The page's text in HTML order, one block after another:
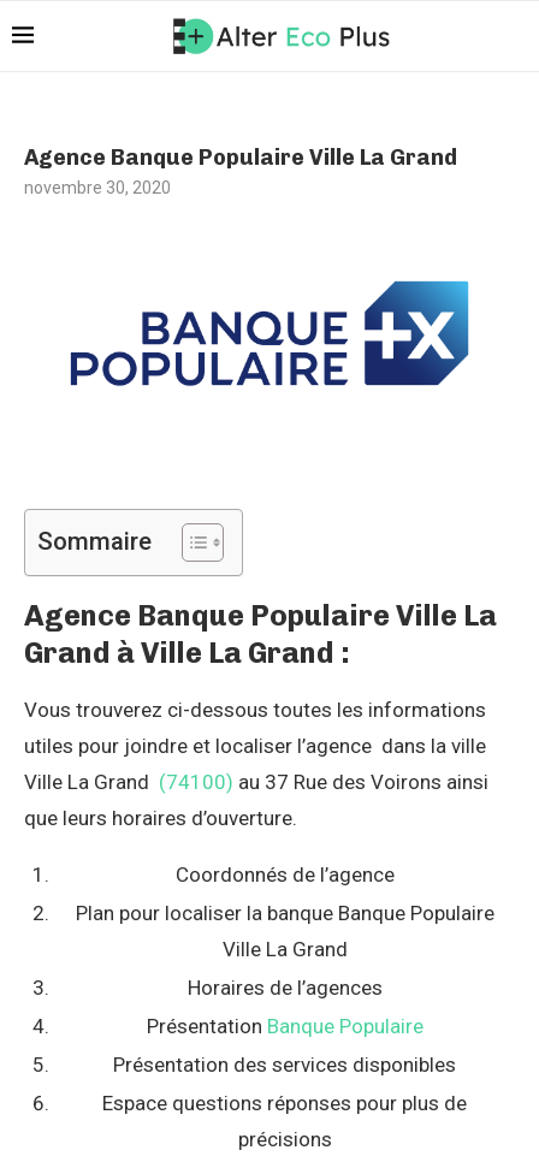
Agence Banque Populaire Ville La Grand
novembre 30, 2020
Sommaire
Agence Banque Populaire Ville La
Grand à Ville La Grand :
Vous trouverez ci-dessous toutes les informations
utiles pour joindre et localiser l’agence dans la ville
Ville La Grand (74100) au 37 Rue des Voirons ainsi
que leurs horaires d’ouverture.
Coordonnés de l’agence
Plan pour localiser la banque Banque Populaire
Ville La Grand
Horaires de l’agences
Présentation Banque Populaire
Présentation des services disponibles
Espace questions réponses pour plus de
précisions